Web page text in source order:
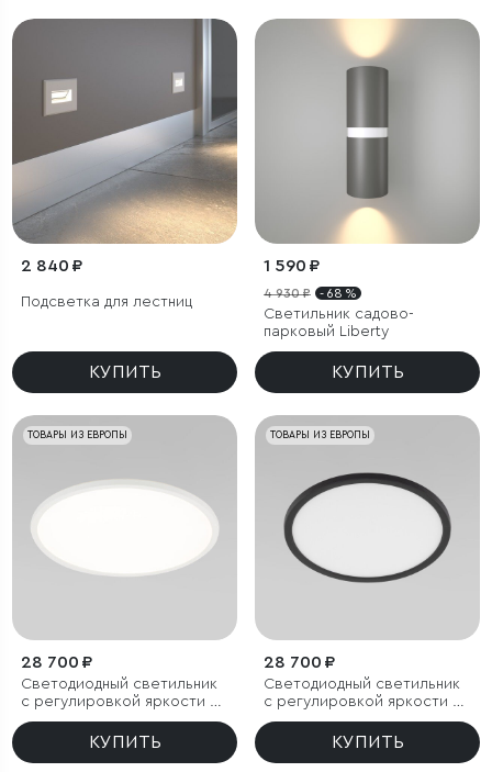
2 840 ₽
Подсветка для лестниц
КУПИТЬ
1 590 ₽
4 930 ₽ - 68 %
Светильник садово-
парковый Liberty
КУПИТЬ
ТОВАРЫ ИЗ ЕВРОПЫ
28 700 ₽
Светодиодный светильник
с регулировкой яркости и
цветовой температуры
КУПИТЬ
ТОВАРЫ ИЗ ЕВРОПЫ
28 700 ₽
Светодиодный светильник
с регулировкой яркости и
цветовой температуры
КУПИТЬ